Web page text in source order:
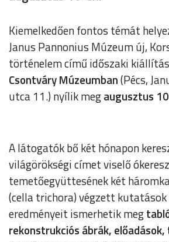
Kiemelkedően fontos témát
Janus Pannonius Múzeum új,
történelem című időszaki
Csontváry Múzeumban(Pécs,
utca 11.) nyílik megaugusztus
A látogatók bő két hónapon
világörökségi címet viselő
temetőegyüttesének két
(cella trichora) végzett
eredményeit ismerhetik meg
rekonstrukciós ábrák,